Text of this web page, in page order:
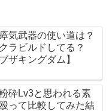
気武器の使い道は？
ラビルドしてる？
ザキングダム】
砕Lv3と思われる素
って比較してみた結